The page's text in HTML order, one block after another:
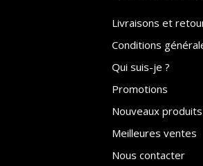
Livraisons et
Conditions
Qui suis-je ?
Promotions
Nouveaux produits
Meilleures ventes
Nous contacter